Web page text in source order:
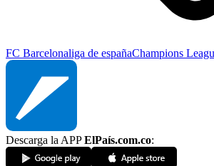
FC Barcelonaliga de españaChampions
Descarga la APPElPaís.com.co: